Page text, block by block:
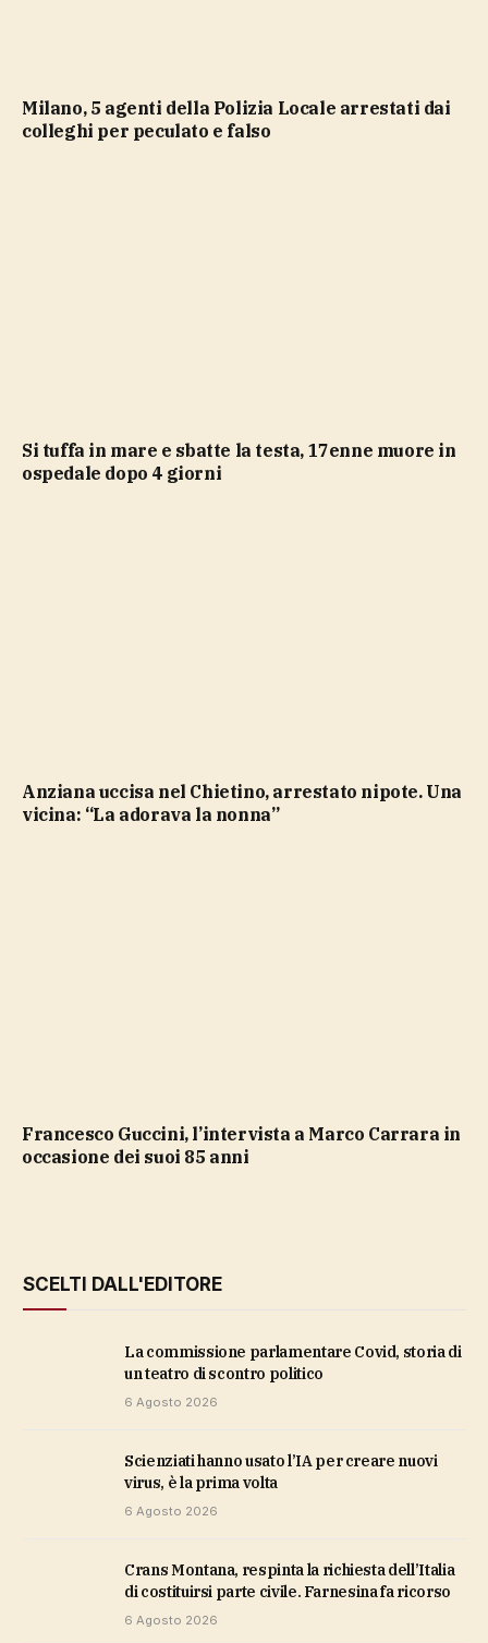
Milano, 5 agenti della Polizia Locale arrestati dai
colleghi per peculato e falso
Si tuffa in mare e sbatte la testa, 17enne muore in
ospedale dopo 4 giorni
Anziana uccisa nel Chietino, arrestato nipote. Una
vicina: “La adorava la nonna”
Francesco Guccini, l’intervista a Marco Carrara in
occasione dei suoi 85 anni
SCELTI DALL'EDITORE
La commissione parlamentare Covid, storia di
un teatro di scontro politico
6 Agosto 2026
Scienziati hanno usato l’IA per creare nuovi
virus, è la prima volta
6 Agosto 2026
Crans Montana, respinta la richiesta dell’Italia
di costituirsi parte civile. Farnesina fa ricorso
6 Agosto 2026